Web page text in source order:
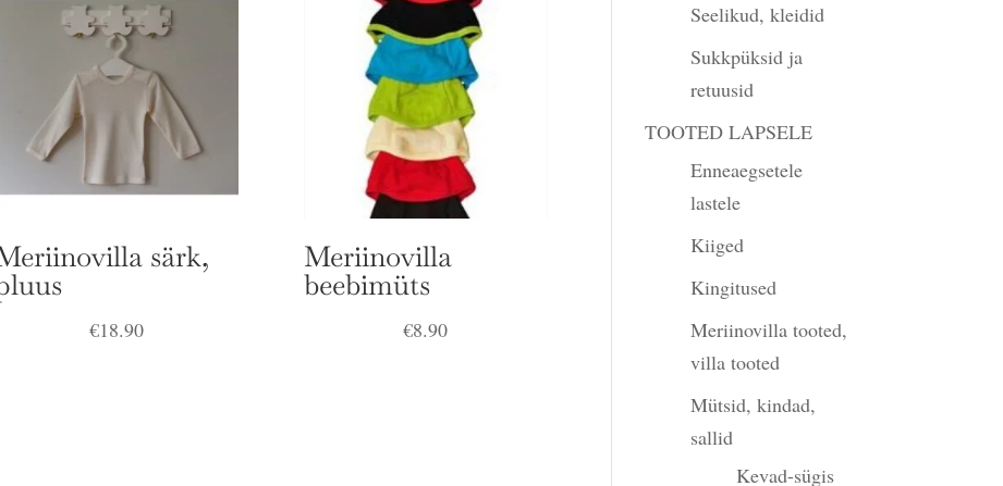
särk,
€18.90
Meriinovilla
beebimüts
€8.90
Seelikud, kleidid
Sukkpüksid ja
retuusid
TOOTED LAPSELE
Enneaegsetele
lastele
Kiiged
Kingitused
Meriinovilla tooted,
villa tooted
Mütsid, kindad,
sallid
Kevad-sügis